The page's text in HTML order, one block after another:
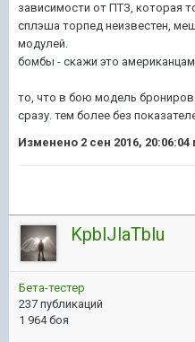
зависимости от ПТЗ, которая
сплэша торпед неизвестен,
модулей.
бомбы - скажи это
то, что в бою модель
сразу. тем более без
Изменено 2 сен 2016, 20:06:04
KpblJlaTblu
Бета-тестер
237 публикаций
1 964 боя